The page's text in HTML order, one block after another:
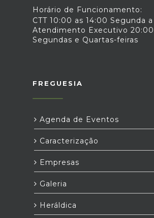
Horário de Funcionamento:
CTT 10:00 as 14:00 Segunda
Atendimento Executivo 20:00
Segundas e Quartas-feiras
FREGUESIA
Agenda de Eventos
Caracterização
Empresas
Galeria
Heráldica